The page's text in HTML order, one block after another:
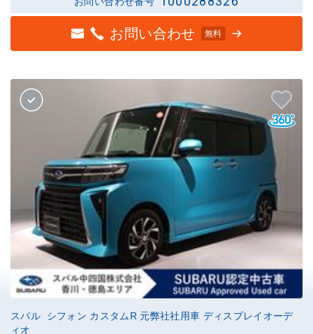
お問い合わせ 無料
スバル シフォン カスタムR 元弊社社用車 ディスプレイオーデ
ィオ